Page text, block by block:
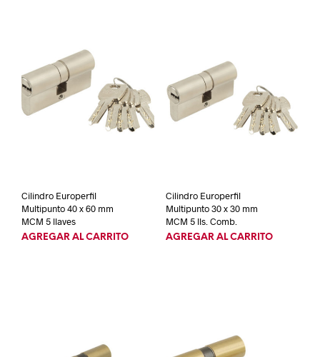
Cilindro Europerfil
Multipunto 40 x 60 mm
MCM 5 llaves
AGREGAR AL CARRITO
Cilindro Europerfil
Multipunto 30 x 30 mm
MCM 5 lls. Comb.
AGREGAR AL CARRITO